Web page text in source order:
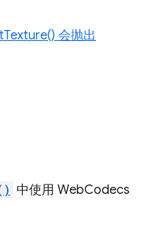
会抛出
中使用 WebCodecs